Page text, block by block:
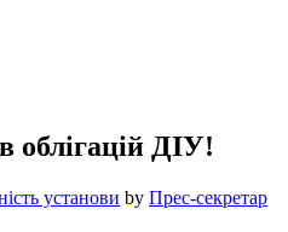
облігацій ДІУ!
установи by Прес-секретар